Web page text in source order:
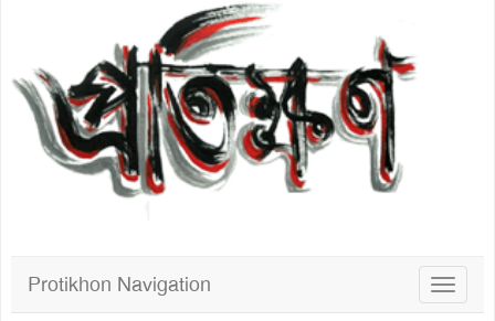
Toggle
Protikhon Navigation